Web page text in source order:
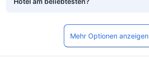
Mehr Optionen anzeigen